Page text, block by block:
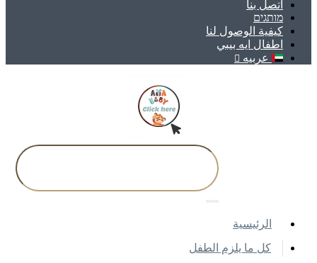
اتصل بنا
מותגים
كيفية الوصول لنا
اطفال ايه بيبي
عربيه
اﻟﺮﺋﻴﺴﻴﺔ
كل ما يلزم الطفل